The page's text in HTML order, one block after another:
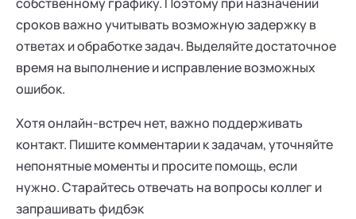
сроков важно учитывать возможную задержку в
ответах и обработке задач. Выделяйте достаточное
время на выполнение и исправление возможных
ошибок.
Хотя онлайн-встреч нет, важно поддерживать
контакт. Пишите комментарии к задачам, уточняйте
непонятные моменты и просите помощь, если
нужно. Старайтесь отвечать на вопросы коллег и
запрашивать фидбэк